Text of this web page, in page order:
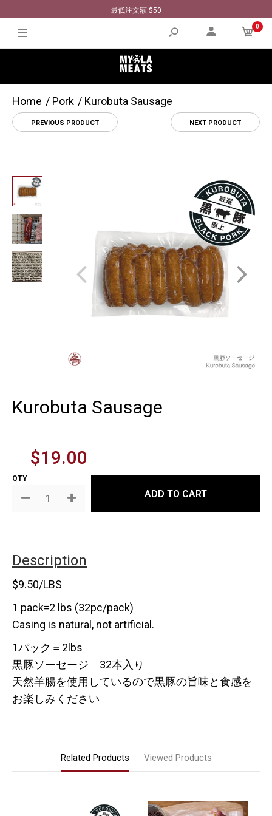
最低注文額 $50
0
Home Pork Kurobuta Sausage
PREVIOUS PRODUCT NEXT PRODUCT
Kurobuta Sausage
$19.00
QTY
Description
$9.50/LBS
1 pack=2 lbs (32pc/pack)
Casing is natural, not artificial.
1パック＝2lbs
黒豚ソーセージ 32本入り
天然羊腸を使用しているので黒豚の旨味と食感を
お楽しみください
Related Products Viewed Products